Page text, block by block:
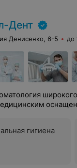
Дент
Денисенко, 6-5 до
гигиена